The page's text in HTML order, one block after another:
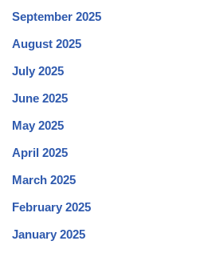
September 2025
August 2025
July 2025
June 2025
May 2025
April 2025
March 2025
February 2025
January 2025